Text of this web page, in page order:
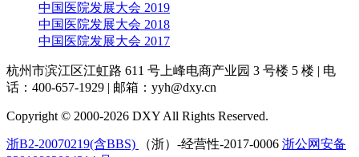
中国医院发展大会 2019
中国医院发展大会 2018
中国医院发展大会 2017
杭州市滨江区江虹路 611 号上峰电商产业园 3 号楼 5 楼 | 电
话：400-657-1929 | 邮箱：yyh@dxy.cn
Copyright © 2000-2026 DXY All Rights Reserved.
浙B2-20070219(含BBS) （浙）-经营性-2017-0006 浙公网安备